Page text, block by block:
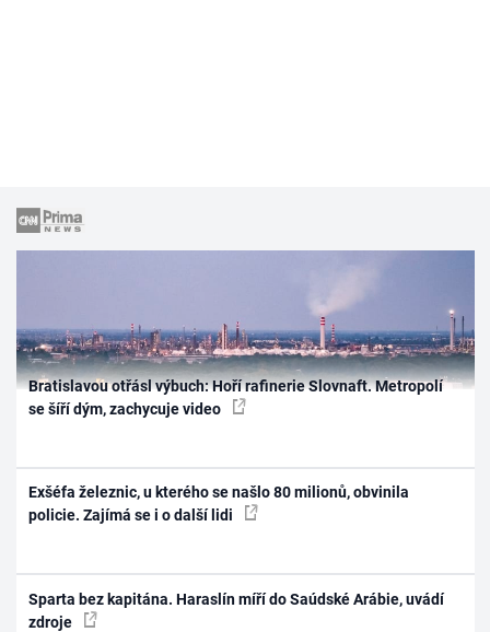
Bratislavou otřásl výbuch: Hoří rafinerie Slovnaft. Metropolí
se šíří dým, zachycuje video
Exšéfa železnic, u kterého se našlo 80 milionů, obvinila
policie. Zajímá se i o další lidi
Sparta bez kapitána. Haraslín míří do Saúdské Arábie, uvádí
zdroje